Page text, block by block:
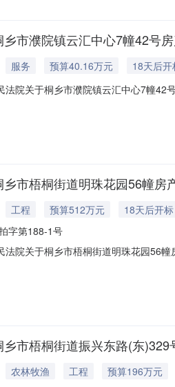
市濮院镇云汇中心7幢42号
服务 预算40.16万元
18天后开
法院关于桐乡市濮院镇云汇中心7幢
卖标的：桐乡市濮院镇云汇中心7幢
市梧桐街道明珠花园56幢房
工程 预算512万元
18天后开标
字第188-1号
法院关于桐乡市梧桐街道明珠花园56
：桐乡市梧桐街道明珠花园56幢房产
市梧桐街道振兴东路(东
农林牧渔 工程
预算196万元